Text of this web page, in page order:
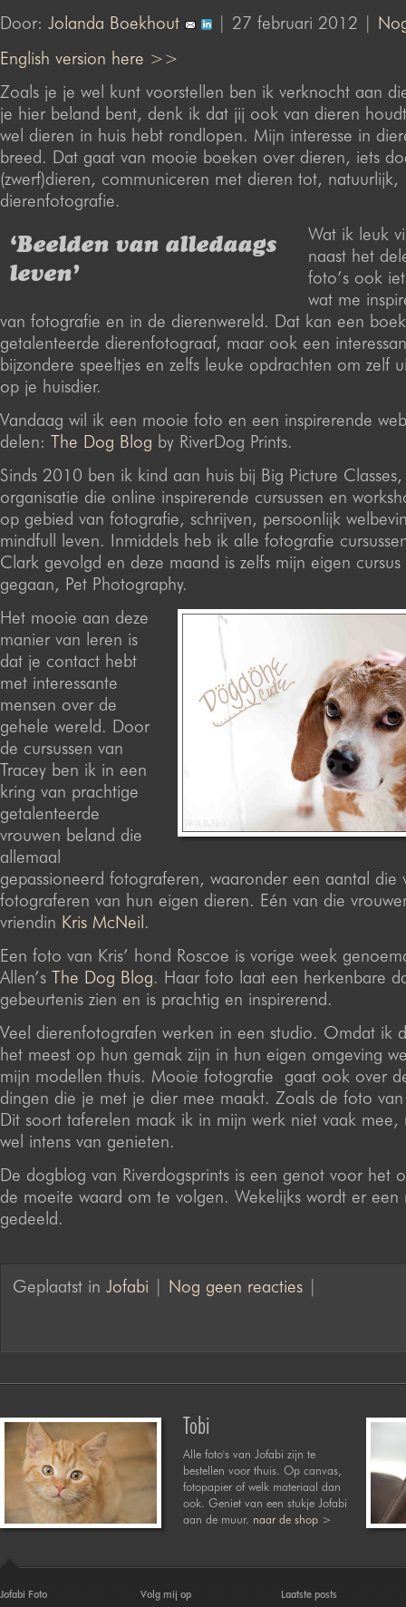
Door: Jolanda Boekhout | 27 februari 2012 |
English version here >>
Zoals je je wel kunt voorstellen ben ik verknocht aan
je hier beland bent, denk ik dat jij ook van dieren
wel dieren in huis hebt rondlopen. Mijn interesse in
breed. Dat gaat van mooie boeken over dieren, iets
(zwerf)dieren, communiceren met dieren tot, natuurlijk,
dierenfotografie.
‘Beelden van alledaags
leven’
Wat ik leuk
naast het
foto’s ook
wat me
van fotografie en in de dierenwereld. Dat kan een
getalenteerde dierenfotograaf, maar ook een
bijzondere speeltjes en zelfs leuke opdrachten om zelf
op je huisdier.
Vandaag wil ik een mooie foto en een inspirerende
delen: The Dog Blog by RiverDog Prints.
Sinds 2010 ben ik kind aan huis bij Big Picture
organisatie die online inspirerende cursussen en
op gebied van fotografie, schrijven, persoonlijk
mindfull leven. Inmiddels heb ik alle fotografie
Clark gevolgd en deze maand is zelfs mijn eigen
gegaan, Pet Photography.
Het mooie aan deze
manier van leren is
dat je contact hebt
met interessante
mensen over de
gehele wereld. Door
de cursussen van
Tracey ben ik in een
kring van prachtige
getalenteerde
vrouwen beland die
allemaal
gepassioneerd fotograferen, waaronder een aantal die
fotograferen van hun eigen dieren. Eén van die
vriendin Kris McNeil .
Een foto van Kris’ hond Roscoe is vorige week
Allen’s The Dog Blog. Haar foto laat een herkenbare
gebeurtenis zien en is prachtig en inspirerend.
Veel dierenfotografen werken in een studio. Omdat ik
het meest op hun gemak zijn in hun eigen omgeving
mijn modellen thuis. Mooie fotografie gaat ook over
dingen die je met je dier mee maakt. Zoals de foto
Dit soort taferelen maak ik in mijn werk niet vaak
wel intens van genieten.
De dogblog van Riverdogsprints is een genot voor het
de moeite waard om te volgen. Wekelijks wordt er een
gedeeld.
Geplaatst in Jofabi Nog geen reacties
Tobi
Alle foto's van Jofabi zijn te
bestellen voor thuis. Op canvas,
fotopapier of welk materiaal dan
ook. Geniet van een stukje Jofabi
aan de muur. naar de shop >
Jofabi Foto
Volg mij op
Laatste posts